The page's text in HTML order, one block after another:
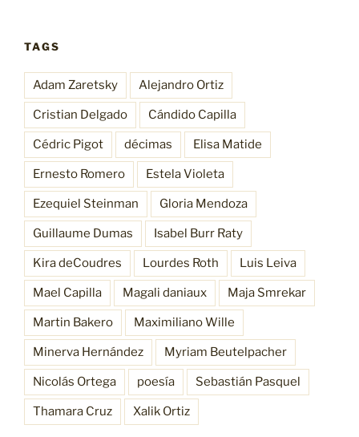
TAGS
Adam Zaretsky Alejandro Ortiz
Cristian Delgado Cándido Capilla
Cédric Pigot décimas Elisa Matide
Ernesto Romero Estela Violeta
Ezequiel Steinman Gloria Mendoza
Guillaume Dumas Isabel Burr Raty
Kira deCoudres Lourdes Roth Luis Leiva
Mael Capilla Magali daniaux Maja Smrekar
Martin Bakero Maximiliano Wille
Minerva Hernández Myriam Beutelpacher
Nicolás Ortega poesía Sebastián Pasquel
Thamara Cruz Xalik Ortiz